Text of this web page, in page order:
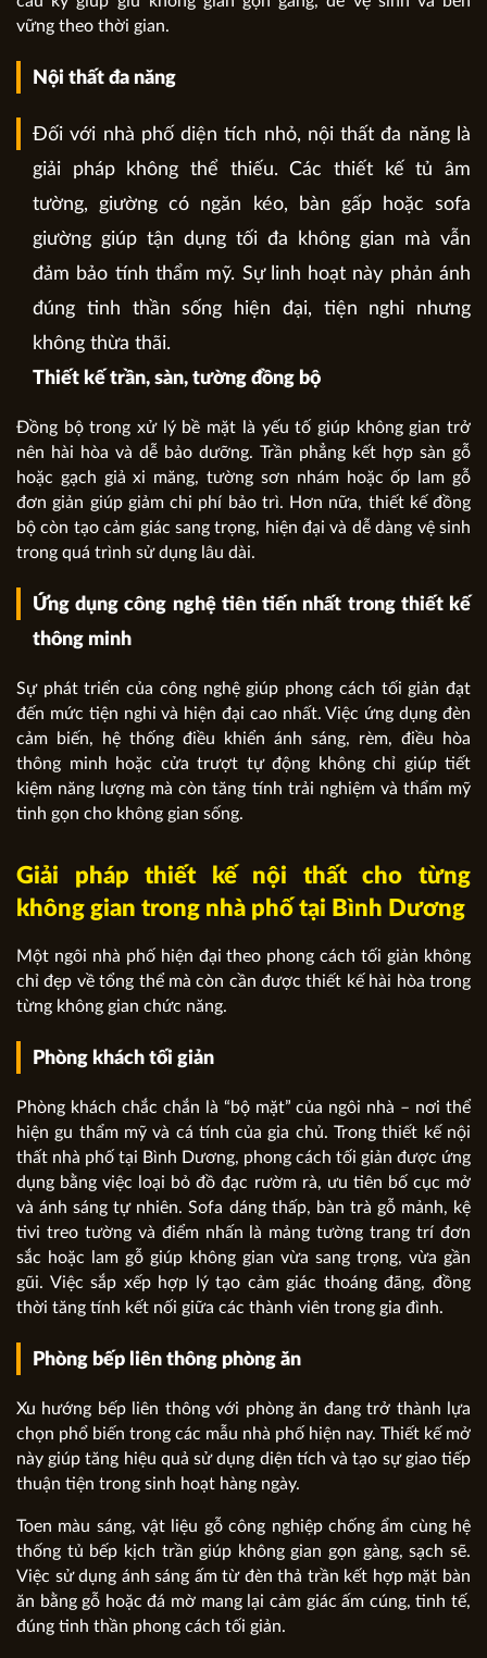
vững theo thời gian.
Nội thất đa năng
Đối với nhà phố diện tích nhỏ, nội thất đa năng là
giải pháp không thể thiếu. Các thiết kế tủ âm
tường, giường có ngăn kéo, bàn gấp hoặc sofa
giường giúp tận dụng tối đa không gian mà vẫn
đảm bảo tính thẩm mỹ. Sự linh hoạt này phản ánh
đúng tinh thần sống hiện đại, tiện nghi nhưng
không thừa thãi.
Thiết kế trần, sàn, tường đồng bộ
Đồng bộ trong xử lý bề mặt là yếu tố giúp không gian trở
nên hài hòa và dễ bảo dưỡng. Trần phẳng kết hợp sàn gỗ
hoặc gạch giả xi măng, tường sơn nhám hoặc ốp lam gỗ
đơn giản giúp giảm chi phí bảo trì. Hơn nữa, thiết kế đồng
bộ còn tạo cảm giác sang trọng, hiện đại và dễ dàng vệ sinh
trong quá trình sử dụng lâu dài.
Ứng dụng công nghệ tiên tiến nhất trong thiết kế
thông minh
Sự phát triển của công nghệ giúp phong cách tối giản đạt
đến mức tiện nghi và hiện đại cao nhất. Việc ứng dụng đèn
cảm biến, hệ thống điều khiển ánh sáng, rèm, điều hòa
thông minh hoặc cửa trượt tự động không chỉ giúp tiết
kiệm năng lượng mà còn tăng tính trải nghiệm và thẩm mỹ
tinh gọn cho không gian sống.
Giải pháp thiết kế nội thất cho từng
không gian trong nhà phố tại Bình Dương
Một ngôi nhà phố hiện đại theo phong cách tối giản không
chỉ đẹp về tổng thể mà còn cần được thiết kế hài hòa trong
từng không gian chức năng.
Phòng khách tối giản
Phòng khách chắc chắn là “bộ mặt” của ngôi nhà – nơi thể
hiện gu thẩm mỹ và cá tính của gia chủ. Trong thiết kế nội
thất nhà phố tại Bình Dương, phong cách tối giản được ứng
dụng bằng việc loại bỏ đồ đạc rườm rà, ưu tiên bố cục mở
và ánh sáng tự nhiên. Sofa dáng thấp, bàn trà gỗ mảnh, kệ
tivi treo tường và điểm nhấn là mảng tường trang trí đơn
sắc hoặc lam gỗ giúp không gian vừa sang trọng, vừa gần
gũi. Việc sắp xếp hợp lý tạo cảm giác thoáng đãng, đồng
thời tăng tính kết nối giữa các thành viên trong gia đình.
Phòng bếp liên thông phòng ăn
Xu hướng bếp liên thông với phòng ăn đang trở thành lựa
chọn phổ biến trong các mẫu nhà phố hiện nay. Thiết kế mở
này giúp tăng hiệu quả sử dụng diện tích và tạo sự giao tiếp
thuận tiện trong sinh hoạt hàng ngày.
Toen màu sáng, vật liệu gỗ công nghiệp chống ẩm cùng hệ
thống tủ bếp kịch trần giúp không gian gọn gàng, sạch sẽ.
Việc sử dụng ánh sáng ấm từ đèn thả trần kết hợp mặt bàn
ăn bằng gỗ hoặc đá mờ mang lại cảm giác ấm cúng, tinh tế,
đúng tinh thần phong cách tối giản.